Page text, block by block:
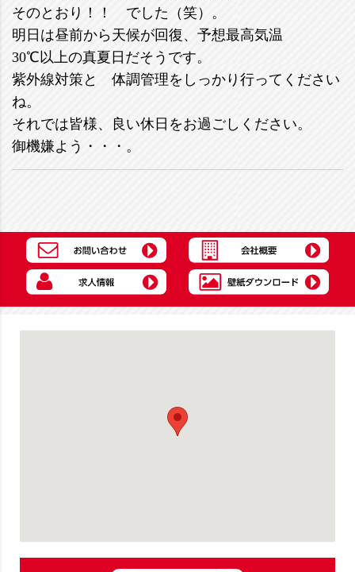
そのとおり！！ でした（笑）。
明日は昼前から天候が回復、予想最高気温
30℃以上の真夏日だそうです。
紫外線対策と 体調管理をしっかり行ってください
ね。
それでは皆様、良い休日をお過ごしください。
御機嫌よう・・・。